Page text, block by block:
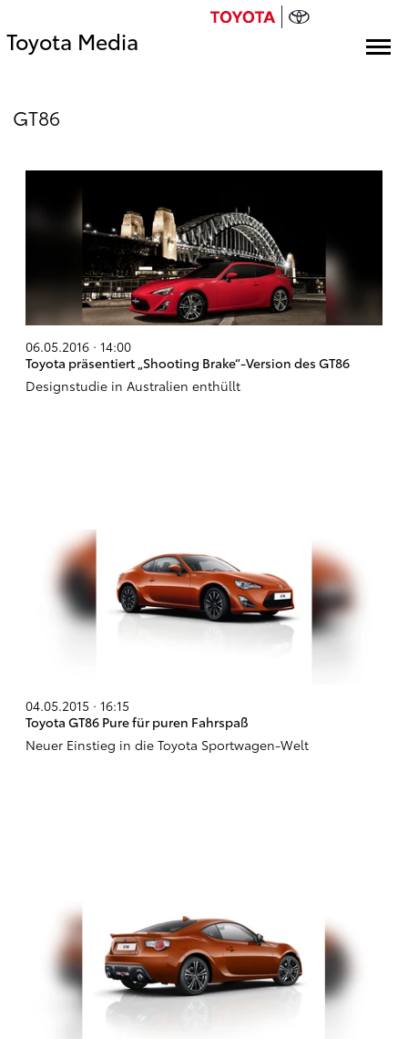
Toyota Media
GT86
06.05.2016 · 14:00
Toyota präsentiert „Shooting Brake“-Version des GT86
Designstudie in Australien enthüllt
04.05.2015 · 16:15
Toyota GT86 Pure für puren Fahrspaß
Neuer Einstieg in die Toyota Sportwagen-Welt